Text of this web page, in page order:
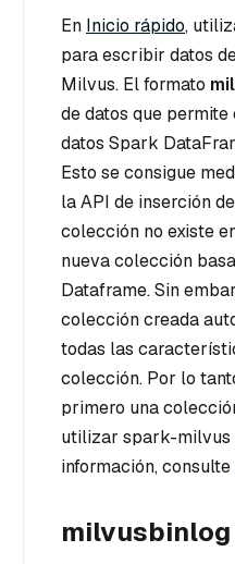
En Inicio rápido,
para escribir datos
Milvus. El formato
de datos que
datos Spark
Esto se consigue
la API de inserción
colección no existe
nueva colección
Dataframe. Sin
colección creada
todas las
colección. Por lo
primero una
utilizar spark-milvus
información, consulte
milvusbinlog